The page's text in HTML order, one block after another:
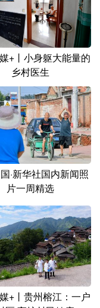
+丨小身躯大能量的
乡村医生
·新华社国内新闻照
片一周精选
+丨贵州榕江：一户